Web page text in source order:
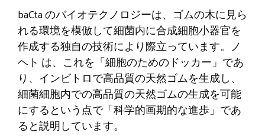
baCta のバイオテクノロジーは、ゴムの木に見ら
れる環境を模倣して細菌内に合成細胞小器官を
作成する独自の技術により際立っています。ノ
ヘト は、これを「細胞のためのドッカー」であ
り、インビトロで高品質の天然ゴムを生成し、
細菌細胞内での高品質の天然ゴムの生成を可能
にするという点で「科学的画期的な進歩」であ
ると説明しています。